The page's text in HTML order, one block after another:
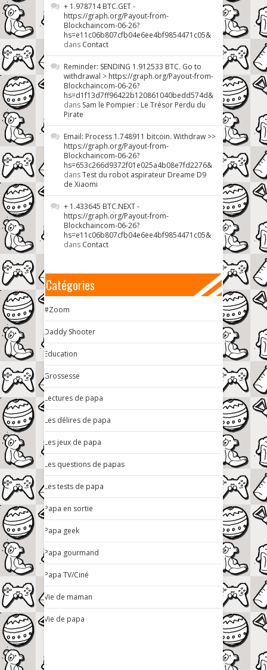
+ 1.978714 BTC.GET -
https://graph.org/Payout-from-
Blockchaincom-06-26?
hs=e11c06b807cfb04e6ee4bf9854471c05&
dans Contact
Reminder: SENDING 1.912533 BTC. Go to
withdrawal > https://graph.org/Payout-from-
Blockchaincom-06-26?
hs=d1f13d7ff96422b120861040bedd574d&
dans Sam le Pompier : Le Trésor Perdu du
Pirate
Email: Process 1.748911 bitcoin. Withdraw >>
https://graph.org/Payout-from-
Blockchaincom-06-26?
hs=653c266d9372f01e025a4b08e7fd2276&
dansTest du robot aspirateur Dreame D9
de Xiaomi
+ 1.433645 BTC.NEXT -
https://graph.org/Payout-from-
Blockchaincom-06-26?
hs=e11c06b807cfb04e6ee4bf9854471c05&
dans Contact
Catégories
#Zoom
Daddy Shooter
Education
Grossesse
Lectures de papa
Les délires de papa
Les jeux de papa
Les questions de papas
Les tests de papa
Papa en sortie
Papa geek
Papa gourmand
Papa TV/Ciné
Vie de maman
Vie de papa